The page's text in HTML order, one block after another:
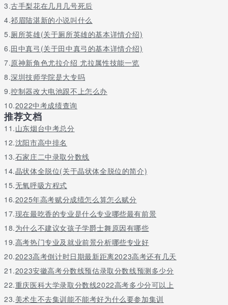
兰州高铁学校
会保障厅批准成立的甘肃省唯一一所以培养轨道交通运输专业技术
人才为主要任务的全日制公办技工学校。
高铁学校就业前景
现在我国已成为世界上高速铁路系统技术全、集成能力强、运营里
流。举世瞩目的中国高铁正处于跨越式发展时期，所以对于高铁方
面的专业人才的需求是特别大的。
学生毕业后主要面向高速铁路从事驾驶、调度员、指挥员、指导车
长、列车长、列车值班员、列车员、客运值班员、客运员等岗位，
面向城市轨道交通的站务员、值班站长等岗位，也可在传功铁路或
者其他旅客运输企业从事相关工作。部分学生可选择参加民航服务
工作或者星际酒店服务及管理工作。
3.古手梨花在几月几号死后
4.祁眉陆湛新的小说叫什么
5.厕所英雄(关于厕所英雄的基本详情介绍)
6.田中真弓(关于田中真弓的基本详情介绍)
7.原神新角色尤拉介绍 尤拉属性技能一览
8.深圳技师学院是大专吗
9.控制器改大电池跟不上怎么办
10.2022中考成绩查询
推荐文档
11.山东烟台中考总分
12.沈阳市高中排名
13.石家庄二中录取分数线
14.晶状体全脱位(关于晶状体全脱位的简介)
15.无氧呼吸方程式
16.2025年高考赋分成绩怎么算怎么赋分
17.现在最吃香的专业是什么专业哪些最有前景
18.为什么不建议女孩子学爵士舞原因有哪些
19.高考热门专业及就业前景分析哪些专业好
20.2023高考倒计时日期最新距离2023高考还有几天
21.2023安徽高考分数线预估录取分数线预测多少分
22.重庆医科大学录取分数线2022高考多少分可以上
23.美术生不去集训能不能考好为什么要参加集训